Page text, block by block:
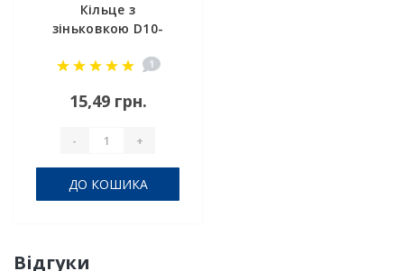
Кільце з
зіньковкою D10-
1
15,49 грн.
- +
ДО КОШИКА
Відгуки